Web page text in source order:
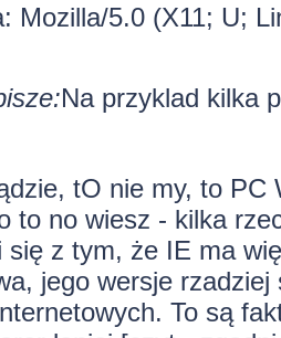
Mozilla/5.0 (X11; U;
Na przyklad kilka
tO nie my, to PC
to no wiesz - kilka
się z tym, że IE ma
jego wersje
To są